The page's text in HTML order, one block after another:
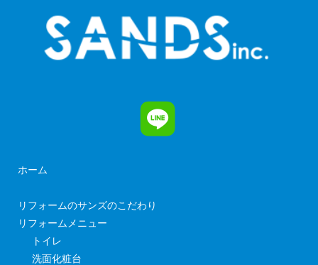
ホーム
リフォームのサンズのこだわり
リフォームメニュー
トイレ
洗面化粧台